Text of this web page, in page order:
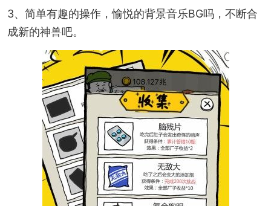
3、简单有趣的操作，愉悦的背景音乐BG吗，不断合
成新的神兽吧。